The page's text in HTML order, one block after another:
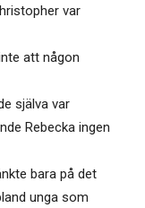
var
att någon
själva var
Rebecka ingen
bara på det
unga som